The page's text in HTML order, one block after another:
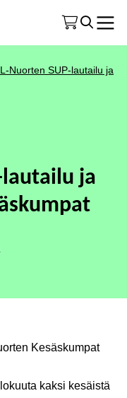
Nuorten SUP-lautailu ja
lautailu ja
Kesäskumpat
kaksi kesäistä